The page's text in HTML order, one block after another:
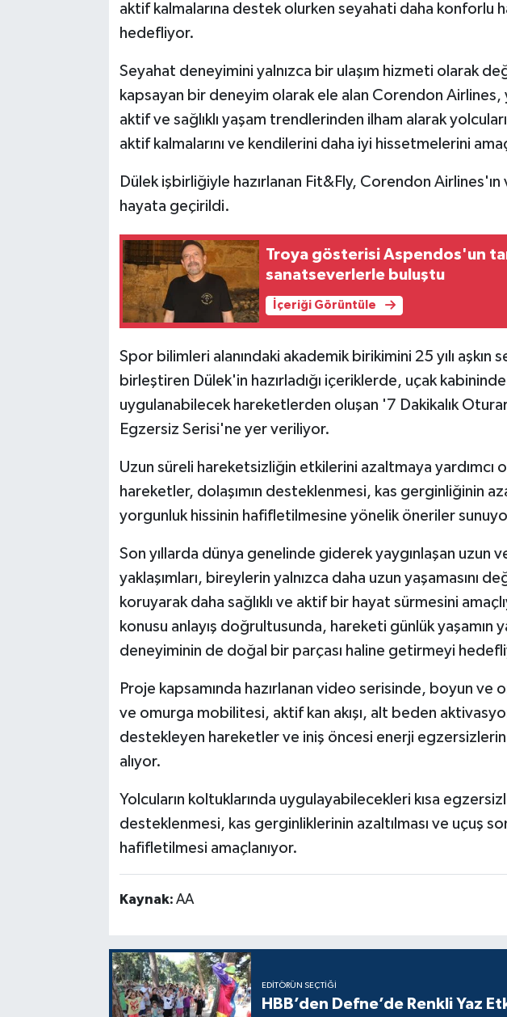
aktif kalmalarına destek olurken seyahati daha konforlu
hedefliyor.
Seyahat deneyimini yalnızca bir ulaşım hizmeti olarak
kapsayan bir deneyim olarak ele alan Corendon
aktif ve sağlıklı yaşam trendlerinden ilham alarak
aktif kalmalarını ve kendilerini daha iyi hissetmelerini
Dülek işbirliğiyle hazırlanan Fit&Fly, Corendon
hayata geçirildi.
Troya gösterisi Aspendos'un
sanatseverlerle buluştu
İçeriği Görüntüle
Spor bilimleri alanındaki akademik birikimini 25 yılı aşkın
birleştiren Dülek'in hazırladığı içeriklerde, uçak
uygulanabilecek hareketlerden oluşan '7 Dakikalık
Egzersiz Serisi'ne yer veriliyor.
Uzun süreli hareketsizliğin etkilerini azaltmaya yardımcı
hareketler, dolaşımın desteklenmesi, kas gerginliğinin
yorgunluk hissinin hafifletilmesine yönelik öneriler
Son yıllarda dünya genelinde giderek yaygınlaşan uzun
yaklaşımları, bireylerin yalnızca daha uzun yaşamasını
koruyarak daha sağlıklı ve aktif bir hayat sürmesini
konusu anlayış doğrultusunda, hareketi günlük yaşamın
deneyiminin de doğal bir parçası haline getirmeyi
Proje kapsamında hazırlanan video serisinde, boyun
ve omurga mobilitesi, aktif kan akışı, alt beden
destekleyen hareketler ve iniş öncesi enerji
alıyor.
Yolcuların koltuklarında uygulayabilecekleri kısa
desteklenmesi, kas gerginliklerinin azaltılması ve uçuş
hafifletilmesi amaçlanıyor.
Kaynak: AA
EDITÖRÜN SEÇTIĞI
HBB’den Defne’de Renkli Yaz